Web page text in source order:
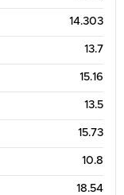
14.303
13.7
15.16
13.5
15.73
10.8
18.54